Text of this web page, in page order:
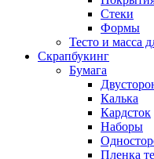
Стеки
Формы
Тесто и масса
Скрапбукинг
Бумага
Калька
Кардсток
Наборы
Пленка